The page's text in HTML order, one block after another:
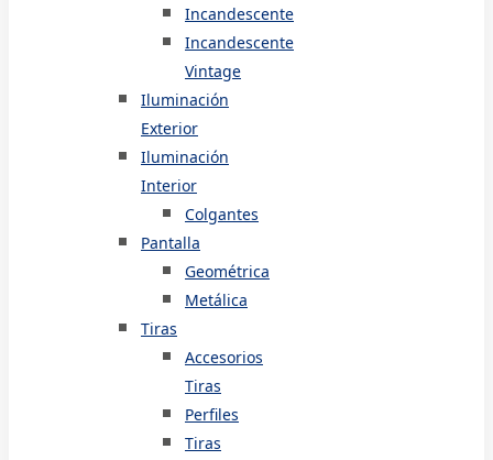
Incandescente
Incandescente
Vintage
Iluminación
Exterior
Iluminación
Interior
Colgantes
Pantalla
Geométrica
Metálica
Tiras
Accesorios
Tiras
Perfiles
Tiras